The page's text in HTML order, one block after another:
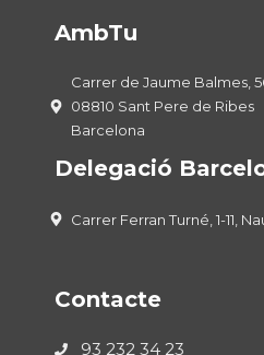
AmbTu
Carrer de Jaume Balmes,
08810 Sant Pere de Ribes
Barcelona
Delegació
Carrer Ferran Turné, 1-11,
Contacte
93 232 34 23